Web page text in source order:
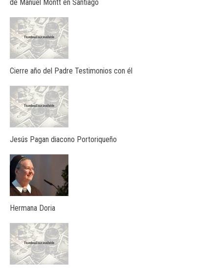
de Manuel Montt en Santiago
Cierre año del Padre Testimonios con él
Jesús Pagan diacono Portoriqueño
Hermana Doria